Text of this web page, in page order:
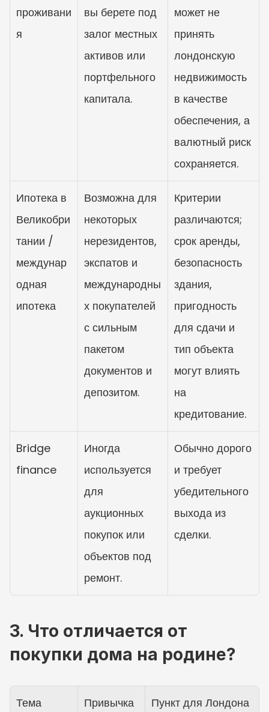
проживани
я
вы берете под
залог местных
активов или
портфельного
капитала.
может не
принять
лондонскую
недвижимость
в качестве
обеспечения, а
валютный риск
сохраняется.
Ипотека в
Великобри
тании /
междунар
одная
ипотека
Возможна для
некоторых
нерезидентов,
экспатов и
международны
х покупателей
с сильным
пакетом
документов и
депозитом.
Критерии
различаются;
срок аренды,
безопасность
здания,
пригодность
для сдачи и
тип объекта
могут влиять
на
кредитование.
Bridge
finance
Иногда
используется
для
аукционных
покупок или
объектов под
ремонт.
Обычно дорого
и требует
убедительного
выхода из
сделки.
3. Что отличается от
покупки дома на родине?
Тема
Привычка
Пункт для Лондона